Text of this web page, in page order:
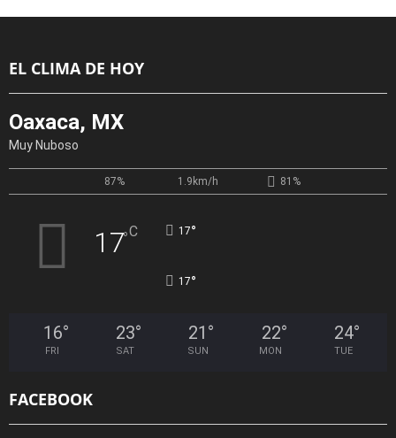
EL CLIMA DE HOY
Oaxaca, MX
Muy Nuboso
87% 1.9km/h 81%
17°C 17°
17°
16°
FRI
23°
SAT
21 °
SUN
22°
MON
24°
TUE
FACEBOOK